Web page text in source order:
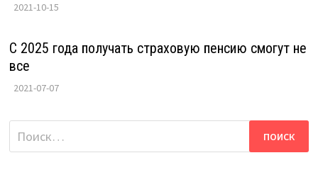
2021-10-15
С 2025 года получать страховую пенсию смогут не
все
2021-07-07
Найти: